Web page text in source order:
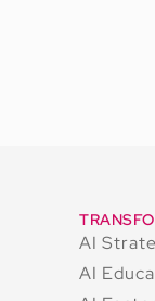
AI
AI